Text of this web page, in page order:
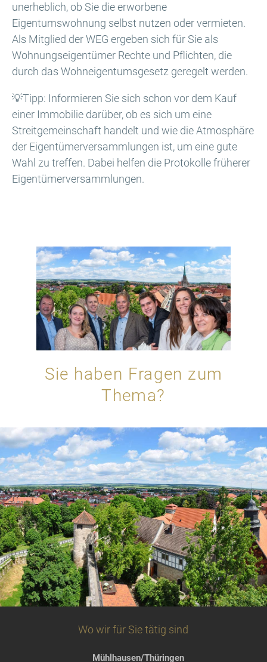
unerheblich, ob Sie die erworbene
Eigentumswohnung selbst nutzen oder vermieten.
Als Mitglied der WEG ergeben sich für Sie als
Wohnungseigentümer Rechte und Pflichten, die
durch das Wohneigentumsgesetz geregelt werden.
💡Tipp: Informieren Sie sich schon vor dem Kauf
einer Immobilie darüber, ob es sich um eine
Streitgemeinschaft handelt und wie die Atmosphäre
der Eigentümerversammlungen ist, um eine gute
Wahl zu treffen. Dabei helfen die Protokolle früherer
Eigentümerversammlungen.
Sie haben Fragen zum
Thema?
Wo wir für Sie tätig sind
Mühlhausen/Thüringen